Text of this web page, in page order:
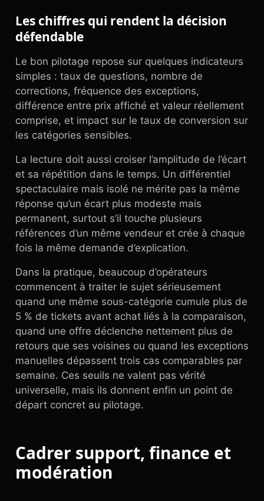
Les chiffres qui rendent la décision
défendable
Le bon pilotage repose sur quelques indicateurs
simples : taux de questions, nombre de
corrections, fréquence des exceptions,
différence entre prix affiché et valeur réellement
comprise, et impact sur le taux de conversion sur
les catégories sensibles.
La lecture doit aussi croiser l’amplitude de l’écart
et sa répétition dans le temps. Un différentiel
spectaculaire mais isolé ne mérite pas la même
réponse qu’un écart plus modeste mais
permanent, surtout s’il touche plusieurs
références d’un même vendeur et crée à chaque
fois la même demande d’explication.
Dans la pratique, beaucoup d’opérateurs
commencent à traiter le sujet sérieusement
quand une même sous-catégorie cumule plus de
5 % de tickets avant achat liés à la comparaison,
quand une offre déclenche nettement plus de
retours que ses voisines ou quand les exceptions
manuelles dépassent trois cas comparables par
semaine. Ces seuils ne valent pas vérité
universelle, mais ils donnent enfin un point de
départ concret au pilotage.
Cadrer support, finance et
modération